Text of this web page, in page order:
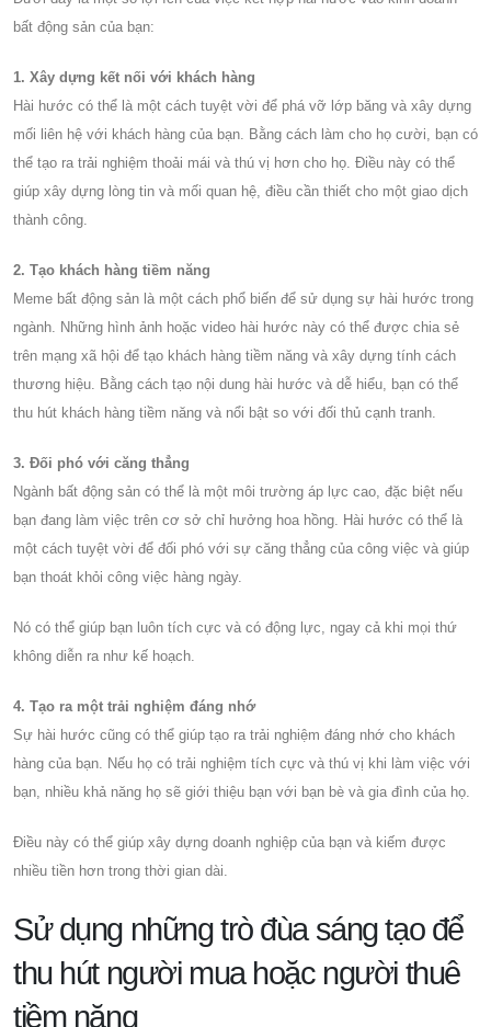
bất động sản của bạn:
1. Xây dựng kết nối với khách hàng
Hài hước có thể là một cách tuyệt vời để phá vỡ lớp băng và xây dựng
mối liên hệ với khách hàng của bạn. Bằng cách làm cho họ cười, bạn có
thể tạo ra trải nghiệm thoải mái và thú vị hơn cho họ. Điều này có thể
giúp xây dựng lòng tin và mối quan hệ, điều cần thiết cho một giao dịch
thành công.
2. Tạo khách hàng tiềm năng
Meme bất động sản là một cách phổ biến để sử dụng sự hài hước trong
ngành. Những hình ảnh hoặc video hài hước này có thể được chia sẻ
trên mạng xã hội để tạo khách hàng tiềm năng và xây dựng tính cách
thương hiệu. Bằng cách tạo nội dung hài hước và dễ hiểu, bạn có thể
thu hút khách hàng tiềm năng và nổi bật so với đối thủ cạnh tranh.
3. Đối phó với căng thẳng
Ngành bất động sản có thể là một môi trường áp lực cao, đặc biệt nếu
bạn đang làm việc trên cơ sở chỉ hưởng hoa hồng. Hài hước có thể là
một cách tuyệt vời để đối phó với sự căng thẳng của công việc và giúp
bạn thoát khỏi công việc hàng ngày.
Nó có thể giúp bạn luôn tích cực và có động lực, ngay cả khi mọi thứ
không diễn ra như kế hoạch.
4. Tạo ra một trải nghiệm đáng nhớ
Sự hài hước cũng có thể giúp tạo ra trải nghiệm đáng nhớ cho khách
hàng của bạn. Nếu họ có trải nghiệm tích cực và thú vị khi làm việc với
bạn, nhiều khả năng họ sẽ giới thiệu bạn với bạn bè và gia đình của họ.
Điều này có thể giúp xây dựng doanh nghiệp của bạn và kiếm được
nhiều tiền hơn trong thời gian dài.
Sử dụng những trò đùa sáng tạo để
thu hút người mua hoặc người thuê
tiềm năng